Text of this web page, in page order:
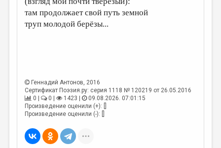
ЦИКЛЫ ПУБЛИКАЦИЙ
ТРЕДИАКОВСКИЙ
там продолжает свой путь земной
труп молодой берёзы...
Геннадий Антонов, 2016
Сертификат Поэзия.ру: серия 1118 № 120219 от 26.05.2016
0 |
0 | 1423 |
09.08.2026. 07:01:15
Произведение оценили (+): []
Произведение оценили (-): []